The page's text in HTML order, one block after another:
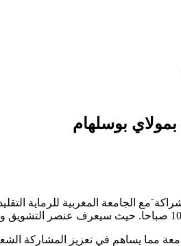
بوسلهام
مما يساهم في تعزيز المشاركة